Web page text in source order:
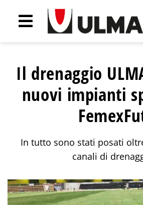
Il drenaggio
nuovi impianti
In tutto sono stati posati
canali di